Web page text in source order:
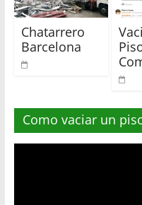
Chatarrero
Barcelona
Como vaciar un